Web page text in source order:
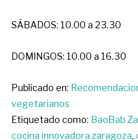
SÁBADOS: 10.00 a 23.30
DOMINGOS: 10.00 a 16.30
Publicado en:
vegetarianos
Etiquetado como: BaoBab
cocina innovadora zaragoza,